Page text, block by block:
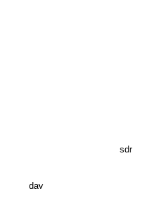
sdr
dav